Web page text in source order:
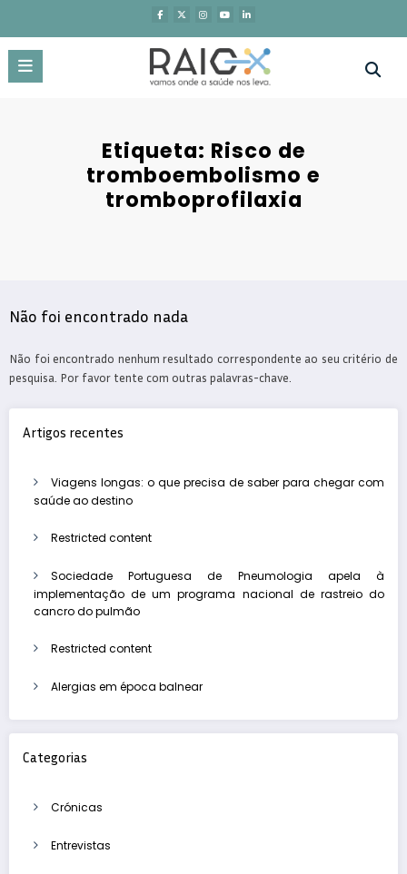
o
conteúdo
Etiqueta: Risco de
tromboembolismo e
tromboprofilaxia
Não foi encontrado nada
Não foi encontrado nenhum resultado correspondente ao seu critério de
pesquisa. Por favor tente com outras palavras-chave.
Artigos recentes
Viagens longas: o que precisa de saber para chegar com
saúde ao destino
Restricted content
Sociedade Portuguesa de Pneumologia apela à
implementação de um programa nacional de rastreio do
cancro do pulmão
Restricted content
Alergias em época balnear
Categorias
Crónicas
Entrevistas